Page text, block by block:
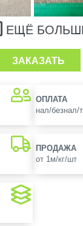
ЕЩЁ
ЗАКАЗАТЬ
ОПЛАТА
нал/безнал/
ПРОДАЖА
от 1м/кг/шт